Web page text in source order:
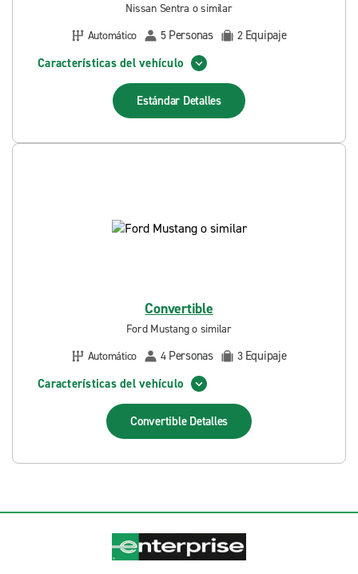
Nissan Sentra o similar
Automático
5 Personas 2 Equipaje
Características del vehículo
Estándar Detalles
Convertible
Ford Mustang o similar
Automático
4 Personas 3 Equipaje
Características del vehículo
Convertible Detalles